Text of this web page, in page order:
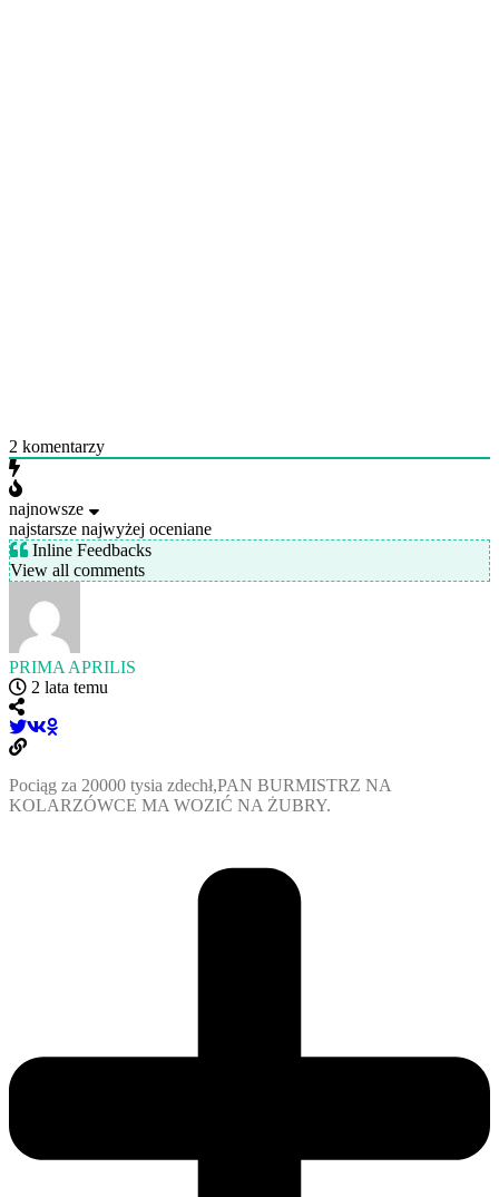
2 komentarzy
najnowsze
najstarsze najwyżej oceniane
Inline Feedbacks
View all comments
PRIMA APRILIS
2 lata temu
Pociąg za 20000 tysia zdechł,PAN BURMISTRZ NA
KOLARZÓWCE MA WOZIĆ NA ŻUBRY.